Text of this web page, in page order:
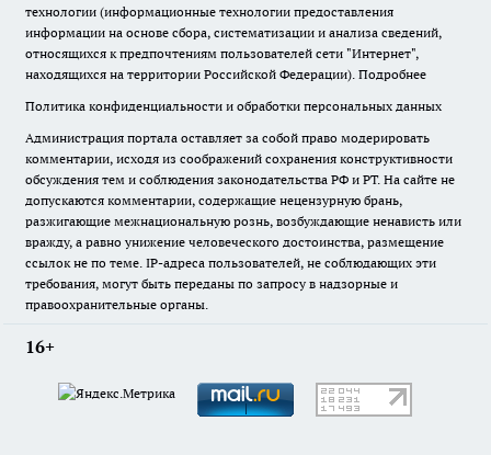
технологии (информационные технологии предоставления
информации на основе сбора, систематизации и анализа сведений,
относящихся к предпочтениям пользователей сети "Интернет",
находящихся на территории Российской Федерации). Подробнее
Политика конфиденциальности и обработки персональных данных
Администрация портала оставляет за собой право модерировать
комментарии, исходя из соображений сохранения конструктивности
обсуждения тем и соблюдения законодательства РФ и РТ. На сайте не
допускаются комментарии, содержащие нецензурную брань,
разжигающие межнациональную рознь, возбуждающие ненависть или
вражду, а равно унижение человеческого достоинства, размещение
ссылок не по теме. IP-адреса пользователей, не соблюдающих эти
требования, могут быть переданы по запросу в надзорные и
правоохранительные органы.
16+